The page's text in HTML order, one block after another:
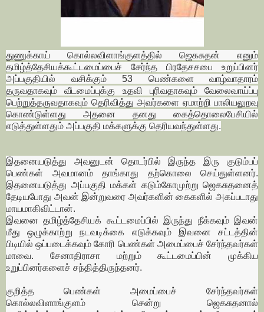
துணுக்காய் கொல்லவிளாங்குளத்தில் ஜெகசுதன் எனும்
தமிழ்த்தேசியக்கூட்டமைப்பைச் சேர்ந்த பிரதேசசபை உறுப்பினர்
அப்பகுதியில் வசிக்கும் 53 பெண்களை வாழ்வாதாரம்
தருவதாகவும் வீடமைப்புக்கு உதவி புரிவதாகவும் வேலைவாய்ப்பு
பெற்றுத்தருவதாகவும் தெரிவித்து அவர்களை ஏமாற்றி பாலியலுறவு
கொண்டுள்ளது அதனை தனது கைத்தொலைபேசியில்
எடுத்துள்ளதும் அப்பகுதி மக்களுக்கு தெரியவந்துள்ளது.
இதனையடுத்து அவனுடன் தொடர்பில் இருந்த இரு குடும்பப்
பெண்கள் அவமானம் தாங்காது தற்கொலை செய்துள்ளனர்.
இதனையடுத்து அப்பகுதி மக்கள் கடும்கோமுற்று ஜெகசுதனைத்
தேடியபோது அவன் இன்றுவரை அவர்களின் கைகளில் அகப்படாது
மாயமாகிவிட்டான்.
இவனை தமிழ்த்தேசியக் கூட்டமைப்பில் இருந்து நீக்கவும் இவன்
மீது ஒழுக்காற்று நடவடிக்கை எடுக்கவும் இவனை சட்டத்தின்
பிடியில் ஒப்படைக்கவும் கோரி பெண்கள் அமைப்பைச் சேர்ந்தவர்கள்
மாவை. சேனாதிராசா மற்றும் கூட்டமைப்பின் முக்கிய
உறுப்பினர்களைச் சந்தித்திருந்தனர்.
குறித்த பெண்கள் அமைப்பைச் சேர்ந்தவர்கள்
கொல்லவிளாங்குளம் சென்று ஜெகசுதனால்